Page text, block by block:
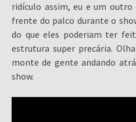
ridículo assim, eu e um outro
frente do palco durante o
do que eles poderiam ter
estrutura super precária.
monte de gente andando
show.